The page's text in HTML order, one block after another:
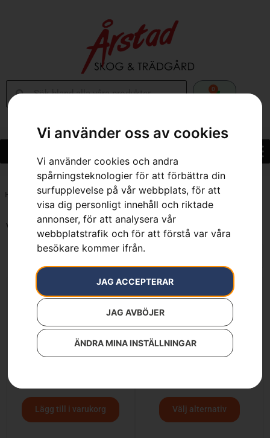
Vi använder oss av cookies
Vi använder cookies och andra
spårningsteknologier för att förbättra din
surfupplevelse på vår webbplats, för att
visa dig personligt innehåll och riktade
annonser, för att analysera vår
webbplatstrafik och för att förstå var våra
besökare kommer ifrån.
JAG ACCEPTERAR
JAG AVBÖJER
ÄNDRA MINA INSTÄLLNINGAR
0
Hem Webbutik»Skor & Kläder» Sida 4
Visar 37–48 av 170 resultat
Lägg till i varukorg Välj alternativ